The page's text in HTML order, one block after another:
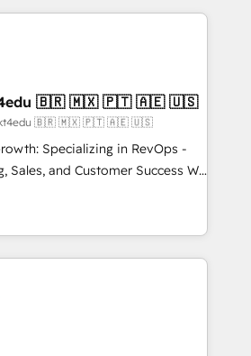
over 25,000+ customers so
solutions. ✔️Bespoke apps &
on-demand bundle services. Connect with us today!
team and customers.
4RevOps | Mkt4edu 🇧🇷 🇲🇽 🇵🇹 🇦🇪 🇺🇸
Mkt4edu 🇧🇷 🇲🇽 🇵🇹 🇦🇪 🇺🇸
Specializing in RevOps -
and Customer Success We
revenue growth for companies
tailored marketing, sales,
strategies, utilizing RevOps
Latin America's largest HubSpot
in five
executed over a